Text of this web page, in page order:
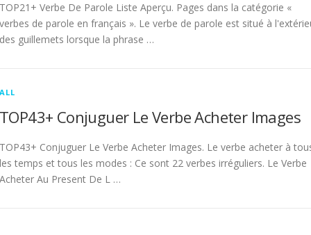
TOP21+ Verbe De Parole Liste Aperçu. Pages dans la catégorie «
verbes de parole en français ». Le verbe de parole est situé à
des guillemets lorsque la phrase …
ALL
TOP43+ Conjuguer Le Verbe Acheter Images
TOP43+ Conjuguer Le Verbe Acheter Images. Le verbe acheter à
les temps et tous les modes : Ce sont 22 verbes irréguliers. Le Verbe
Acheter Au Present De L …